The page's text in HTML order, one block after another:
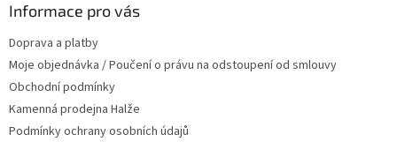
r
Informace pro vás
Doprava a platby
Moje objednávka / Poučení o právu na odstoupení od smlouvy
Obchodní podmínky
Kamenná prodejna Halže
Podmínky ochrany osobních údajů